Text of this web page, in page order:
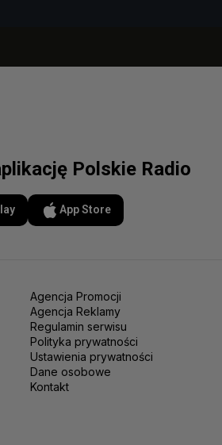
Polskie Radio
App Store
Agencja Promocji
Agencja Reklamy
Regulamin serwisu
Polityka prywatności
Ustawienia prywatności
Dane osobowe
Kontakt